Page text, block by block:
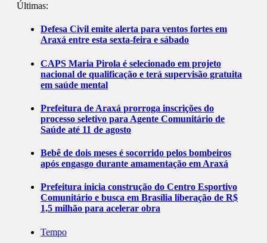
Últimas:
Defesa Civil emite alerta para ventos fortes em
Araxá entre esta sexta-feira e sábado
CAPS Maria Pirola é selecionado em projeto
nacional de qualificação e terá supervisão gratuita
em saúde mental
Prefeitura de Araxá prorroga inscrições do
processo seletivo para Agente Comunitário de
Saúde até 11 de agosto
Bebê de dois meses é socorrido pelos bombeiros
após engasgo durante amamentação em Araxá
Prefeitura inicia construção do Centro Esportivo
Comunitário e busca em Brasília liberação de R$
1,5 milhão para acelerar obra
Tempo